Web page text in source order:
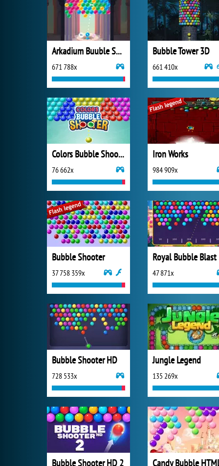
Arkadium Buuble Shooter
671 788x
Bubble Tower 3D
661 410x
Colors Bubble Shooter
76 662x
Iron Works
984 909x
Bubble Shooter
37 758 359x
Royal Bubble Blast
47 871x
Bubble Shooter HD
728 533x
Jungle Legend
135 269x
Bubble Shooter HD 2 Candy Bubble